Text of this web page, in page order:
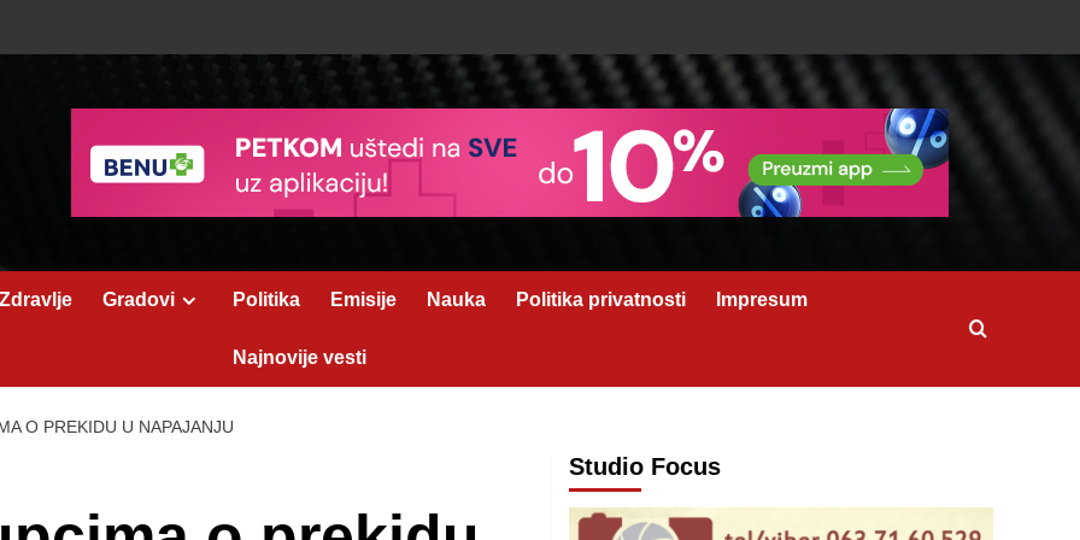
Zdravlje Gradovi Politika Emisije Nauka Politika privatnosti Impresum
Najnovije vesti
O PREKIDU U NAPAJANJU
Studio Focus